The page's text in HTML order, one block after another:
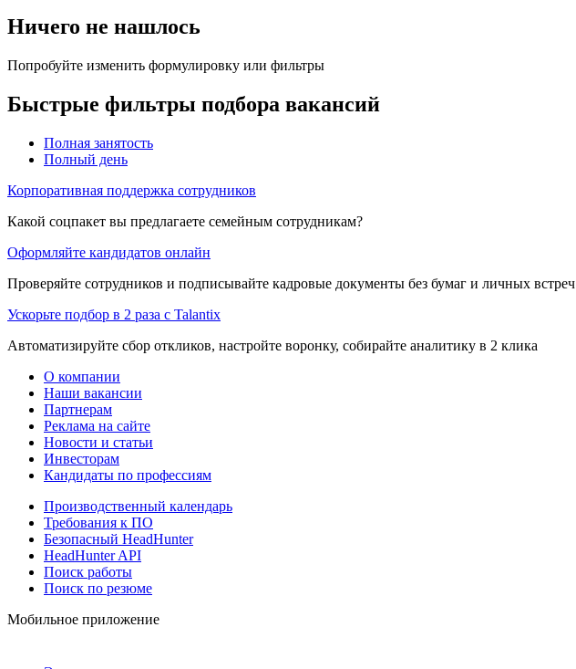
Ничего не нашлось
Попробуйте изменить формулировку или фильтры
Быстрые фильтры подбора вакансий
Полная занятость
Полный день
Корпоративная поддержка сотрудников
Какой соцпакет вы предлагаете семейным сотрудникам?
Оформляйте кандидатов онлайн
Проверяйте сотрудников и подписывайте кадровые документы без бумаг и личных встреч
Ускорьте подбор в 2 раза с Talantix
Автоматизируйте сбор откликов, настройте воронку, собирайте аналитику в 2 клика
О компании
Наши вакансии
Партнерам
Реклама на сайте
Новости и статьи
Инвесторам
Кандидаты по профессиям
Производственный календарь
Требования к ПО
Безопасный HeadHunter
HeadHunter API
Поиск работы
Поиск по резюме
Мобильное приложение